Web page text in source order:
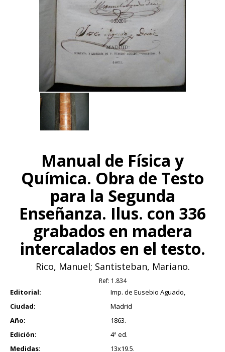
Manual de Física y
Química. Obra de Testo
para la Segunda
Enseñanza. Ilus. con 336
grabados en madera
intercalados en el testo.
Rico, Manuel; Santisteban, Mariano.
Ref: 1.834
Editorial:
Imp. de Eusebio Aguado,
Ciudad:
Madrid
Año:
1863.
Edición:
4ª ed.
Medidas:
13x19.5.